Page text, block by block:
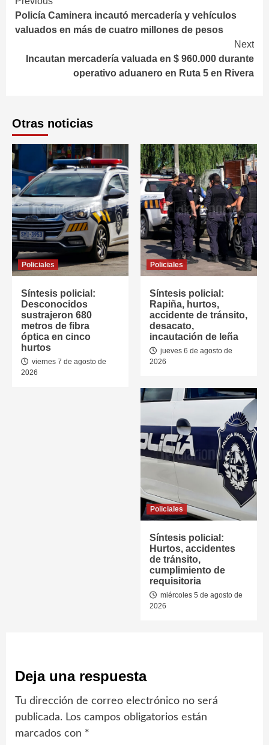
Reading
Policía Caminera incautó mercadería y vehículos
valuados en más de cuatro millones de pesos
Next
Incautan mercadería valuada en $ 960.000 durante
operativo aduanero en Ruta 5 en Rivera
Otras noticias
Policiales
Síntesis policial:
Desconocidos
sustrajeron 680
metros de fibra
óptica en cinco
hurtos
viernes 7 de agosto de
2026
Policiales
Síntesis policial:
Rapiña, hurtos,
accidente de tránsito,
desacato,
incautación de leña
jueves 6 de agosto de
2026
Policiales
Síntesis policial:
Hurtos, accidentes
de tránsito,
cumplimiento de
requisitoria
miércoles 5 de agosto de
2026
Deja una respuesta
Tu dirección de correo electrónico no será
publicada. Los campos obligatorios están
marcados con *